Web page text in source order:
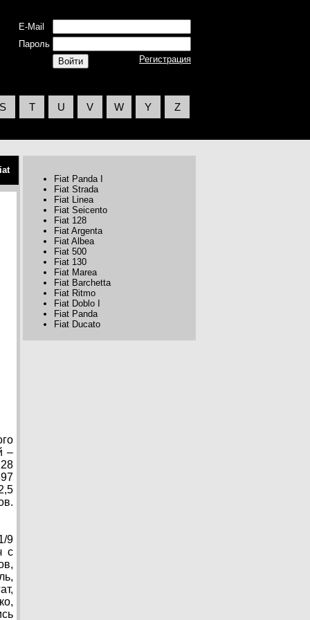
E-Mail
Пароль
Регистрация
S T U V W Y Z
–
9
с
Fiat Panda I
Fiat Strada
Fiat Linea
Fiat Seicento
Fiat 128
Fiat Argenta
Fiat Albea
Fiat 500
Fiat 130
Fiat Marea
Fiat Barchetta
Fiat Ritmo
Fiat Doblo I
Fiat Panda
Fiat Ducato